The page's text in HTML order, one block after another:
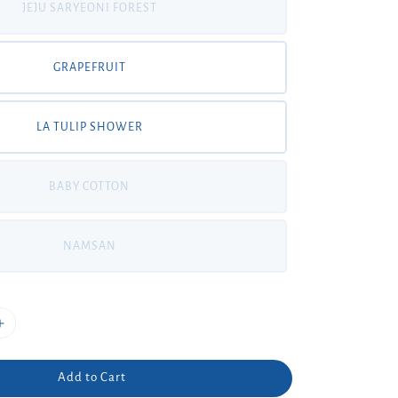
JEJU SARYEONI FOREST
GRAPEFRUIT
LA TULIP SHOWER
BABY COTTON
NAMSAN
Add to Cart